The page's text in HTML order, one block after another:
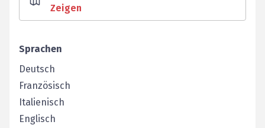
Zeigen
Sprachen
Deutsch
Französisch
Italienisch
Englisch